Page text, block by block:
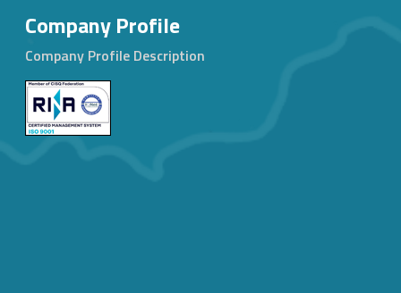
Company Profile
Company Profile Description